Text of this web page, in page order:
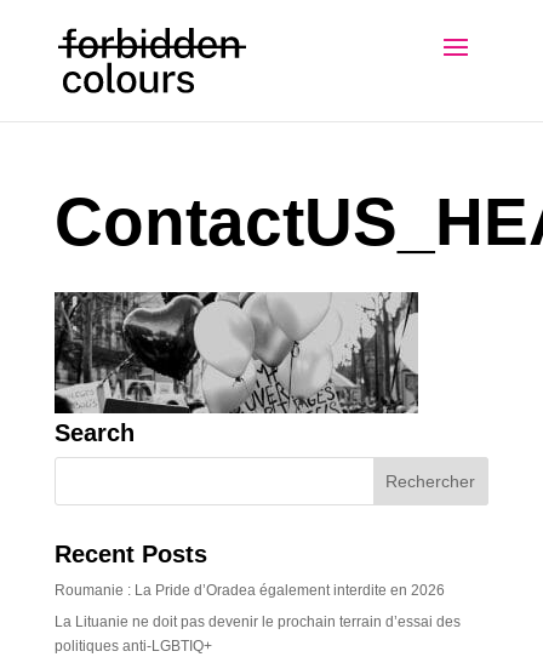
Search
Recent Posts
Roumanie : La Pride d’Oradea également interdite en 2026
La Lituanie ne doit pas devenir le prochain terrain d’essai des
politiques anti-LGBTIQ+